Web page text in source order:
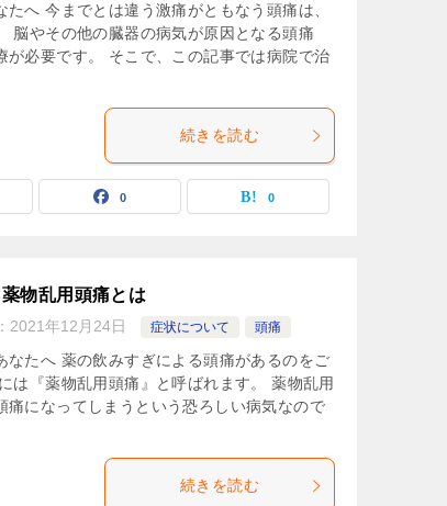
へ 今までとは違う激痛がともなう頭痛は、
脳やその他の臓器の病気が原因となる頭痛
が必要です。 そこで、この記事では病院で治
続きを読む
0 0
物乱用頭痛とは
2021年12月24日 症状について 頭痛
なたへ 薬の飲みすぎによる頭痛があるのをご
は『薬物乱用頭痛』と呼ばれます。 薬物乱用
痛になってしまうという恐ろしい病気なので
続きを読む